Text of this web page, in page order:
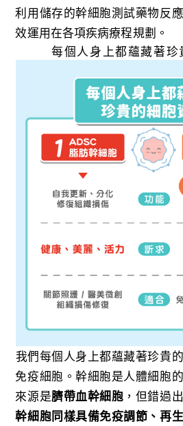
利用儲存的幹細胞測試藥物反
效運用在各項疾病療程規劃。
每個人身上都蘊藏著珍
我們每個人身上都蘊藏著珍貴
免疫細胞。幹細胞是人體細胞
來源是臍帶血幹細胞 ，但錯過
幹細胞同樣具備免疫調節、再